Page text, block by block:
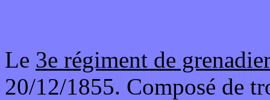
Le 3e régiment de
20/12/1855. Composé de